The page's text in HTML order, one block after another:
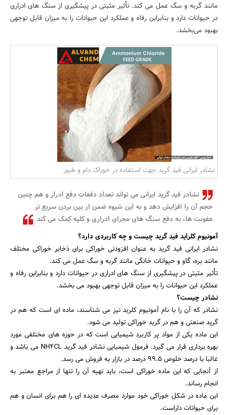
بانک، بیمه و سرمایه
جستجو
مانند گربه و سگ عمل می کند. تأثیر مثبتی در پیشگیری از سنگ های ادراری
در حیوانات دارد و بنابراین رفاه و عملکرد این حیوانات را به میزان قابل توجهی
بهبود می‌بخشد.
نشادر ایرانی فید گرید جهت استفاده در خوراک دام و طیور
نشادر فید گرید ایرانی می تواند تعداد دفعات دفع ادرار و هم چنین
حجم آن را افزایش دهد و به این شیوه ضمن از بین بردن سریع تر
عفونت ها، به دفع سنگ های مجرای ادراری و کلیه کمک می کند
آمونیوم کلراید فید گرید چیست و چه کاربردی دارد؟
نشادر ایرانی فید گرید به عنوان افزودنی خوراکی برای ذخایر خوراکی مختلف
مانند بره، گاو و حیوانات خانگی مانند گربه و سگ عمل می کند.
تأثیر مثبتی در پیشگیری از سنگ های ادراری در حیوانات دارد و بنابراین رفاه و
عملکرد این حیوانات را به میزان قابل توجهی بهبود می بخشد.
نشادر چیست؟
نشادر که آن را با نام آمونیوم کلرید نیز می شناسند، ماده ای است که هم در
گرید صنعتی و هم در گرید خوراکی تولید می شود.
این ماده یکی از مواد پر کاربرد شیمیایی است که در حوزه های مختلفی مورد
بهره برداری قرار می گیرد. فرمول شیمیایی نشادر فید گرید NH4CL می باشد و
غالبا با درصد خلوص 99.5 درصد در بازار به فروش می رسد.
از آنجایی که این ماده خوراکی است، باید تهیه آن را تنها از مراجع معتبر به
انجام رساند.
این ماده در شکل خوراکی خود موارد مصرف عدیده ای را هم برای انسان و هم
برای حیوانات داراست.